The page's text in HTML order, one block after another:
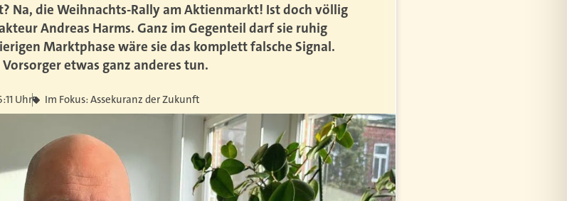
Na, die Weihnachts-Rally am Aktienmarkt! Ist doch völlig
Andreas Harms. Ganz im Gegenteil darf sie ruhig
Marktphase wäre sie das komplett falsche Signal.
etwas ganz anderes tun.
Uhr Im Fokus: Assekuranz der Zukunft